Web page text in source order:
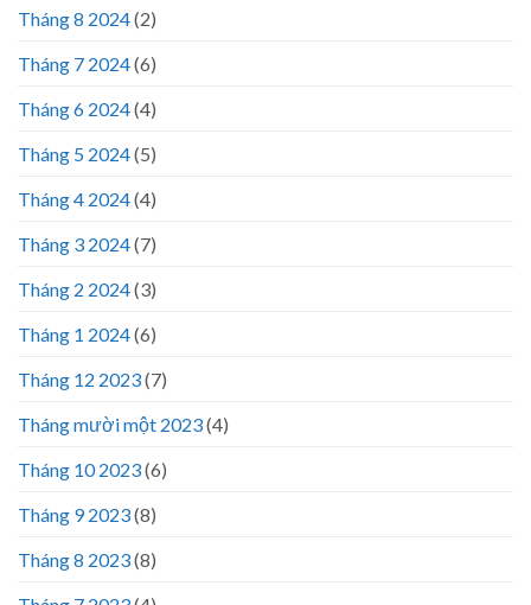
Tháng 8 2024(2)
Tháng 7 2024(6)
Tháng 6 2024(4)
Tháng 5 2024(5)
Tháng 4 2024(4)
Tháng 3 2024(7)
Tháng 2 2024(3)
Tháng 1 2024(6)
Tháng 12 2023(7)
Tháng mười một 2023(4)
Tháng 10 2023(6)
Tháng 9 2023(8)
Tháng 8 2023(8)